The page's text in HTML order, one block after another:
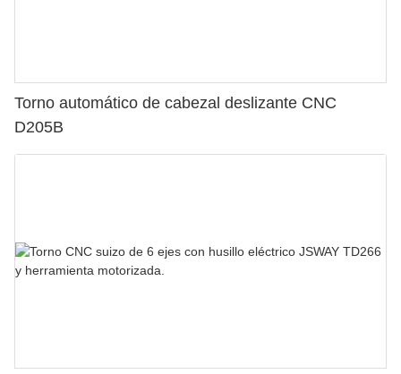
Torno automático de cabezal deslizante CNC
D205B